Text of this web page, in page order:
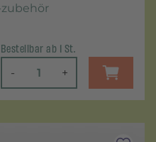
Bestellbar ab 1 St.
- +